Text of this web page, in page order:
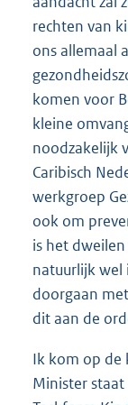
rechten van
ons allemaal
komen voor
kleine
noodzakelijk
Caribisch
werkgroep
ook om
is het
natuurlijk wel
doorgaan
dit aan de
Ik kom op de
Minister